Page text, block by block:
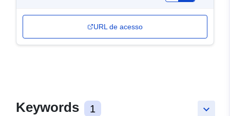
URL de acesso
keyboard_arrow_down
Keywords 1